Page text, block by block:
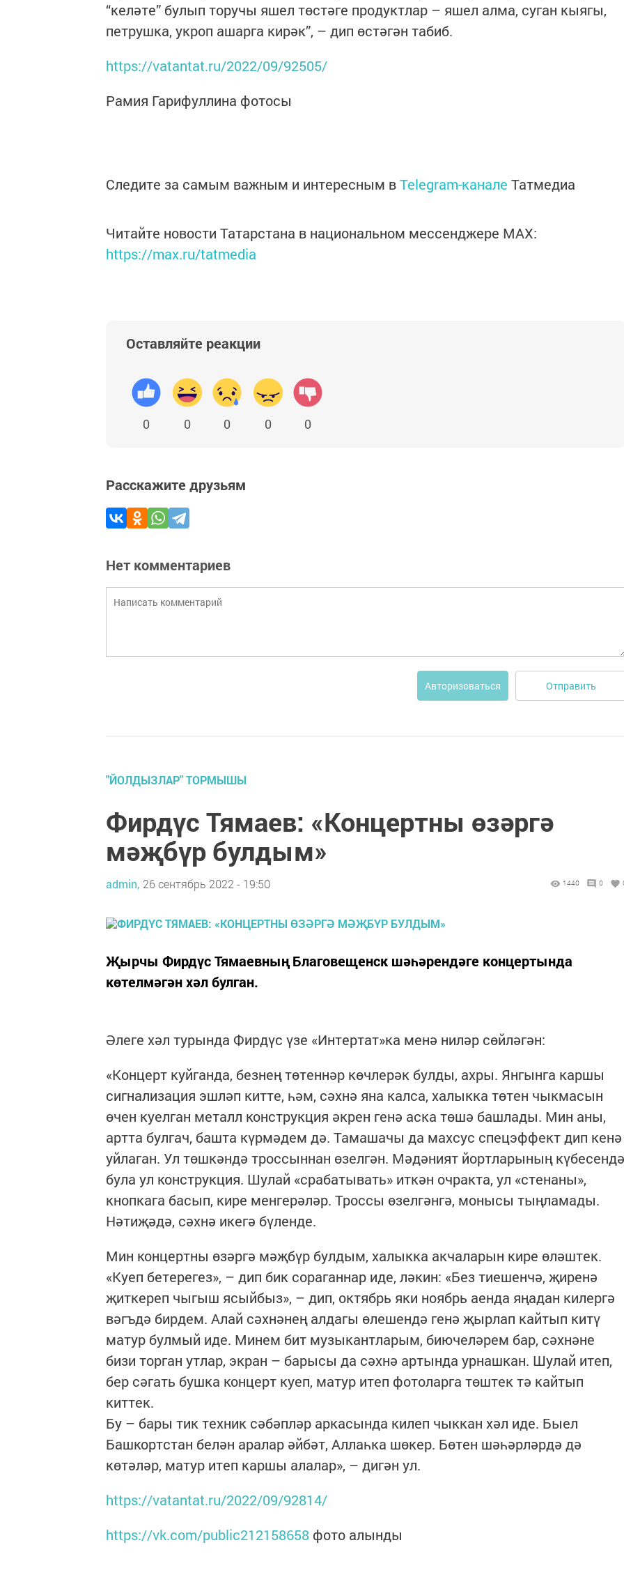
“келәте” булып торучы яшел төстәге продуктлар – яшел алма, суган кыягы,
петрушка, укроп ашарга кирәк”, – дип өстәгән табиб.
https://vatantat.ru/2022/09/92505/
Рамия Гарифуллина фотосы
Следите за самым важным и интересным вTelegram-канале Татмедиа
Читайте новости Татарстана в национальном мессенджере MАХ:
https://max.ru/tatmedia
Оставляйте реакции
0 0 0 0 0
Расскажите друзьям
Нет комментариев
Авторизоваться Отправить
"ЙОЛДЫЗЛАР" ТОРМЫШЫ
Фирдүс Тямаев: «Концертны өзәргә
мәҗбүр булдым»
admin, 26 сентябрь 2022 - 19:50 1440 0
Җырчы Фирдүс Тямаевның Благовещенск шәһәрендәге концертында
көтелмәгән хәл булган.
Әлеге хәл турында Фирдүс үзе «Интертат»ка менә ниләр сөйләгән:
«Концерт куйганда, безнең төтеннәр көчлерәк булды, ахры. Янгынга каршы
сигнализация эшләп китте, һәм, сәхнә яна калса, халыкка төтен чыкмасын
өчен куелган металл конструкция әкрен генә аска төшә башлады. Мин аны,
артта булгач, башта күрмәдем дә. Тамашачы да махсус спецэффект дип кенә
уйлаган. Ул төшкәндә троссыннан өзелгән. Мәдәният йортларының күбесендә
була ул конструкция. Шулай «срабатывать» иткән очракта, ул «стенаны»,
кнопкага басып, кире менгерәләр. Троссы өзелгәнгә, монысы тыңламады.
Нәтиҗәдә, сәхнә икегә бүленде.
Мин концертны өзәргә мәҗбүр булдым, халыкка акчаларын кире өләштек.
«Куеп бетерегез», – дип бик сораганнар иде, ләкин: «Без тиешенчә, җиренә
җиткереп чыгыш ясыйбыз», – дип, октябрь яки ноябрь аенда яңадан килергә
вәгъдә бирдем. Алай сәхнәнең алдагы өлешендә генә җырлап кайтып китү
матур булмый иде. Минем бит музыкантларым, биючеләрем бар, сәхнәне
бизи торган утлар, экран – барысы да сәхнә артында урнашкан. Шулай итеп,
бер сәгать бушка концерт куеп, матур итеп фотоларга төштек тә кайтып
киттек.
Бу – бары тик техник сәбәпләр аркасында килеп чыккан хәл иде. Быел
Башкортстан белән аралар әйбәт, Аллаһка шөкер. Бөтен шәһәрләрдә дә
көтәләр, матур итеп каршы алалар», – дигән ул.
https://vatantat.ru/2022/09/92814/
https://vk.com/public212158658 фото алынды